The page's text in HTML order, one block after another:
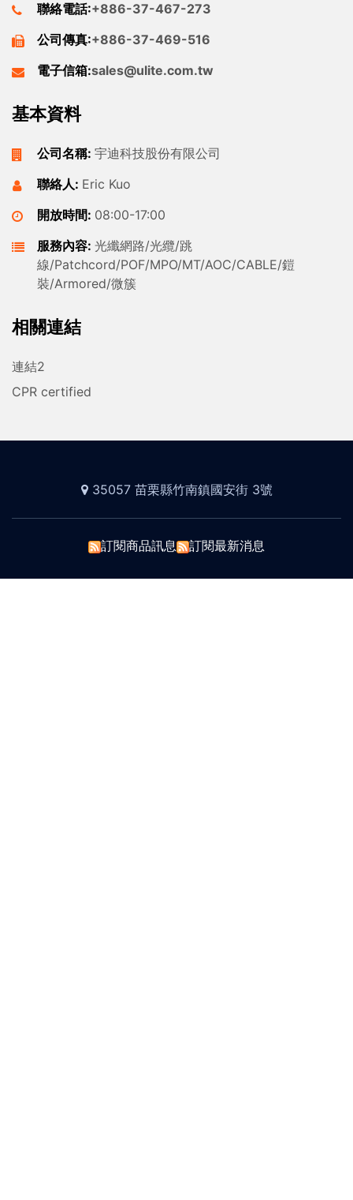
聯絡電話:+886-37-467-273
公司傳真:+886-37-469-516
電子信箱:sales@ulite.com.tw
基本資料
公司名稱: 宇迪科技股份有限公司
聯絡人: Eric Kuo
開放時間: 08:00-17:00
服務內容: 光纖網路/光纜/跳
線/Patchcord/POF/MPO/MT/AOC/CABLE/鎧
裝/Armored/微簇
相關連結
連結2
CPR certified
35057 苗栗縣竹南鎮國安街 3號
訂閱商品訊息 訂閱最新消息